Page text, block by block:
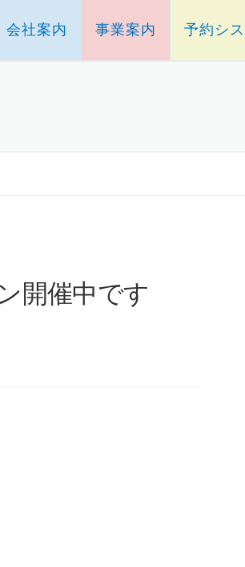
会社案内 事業案内 予約シ
開催中です